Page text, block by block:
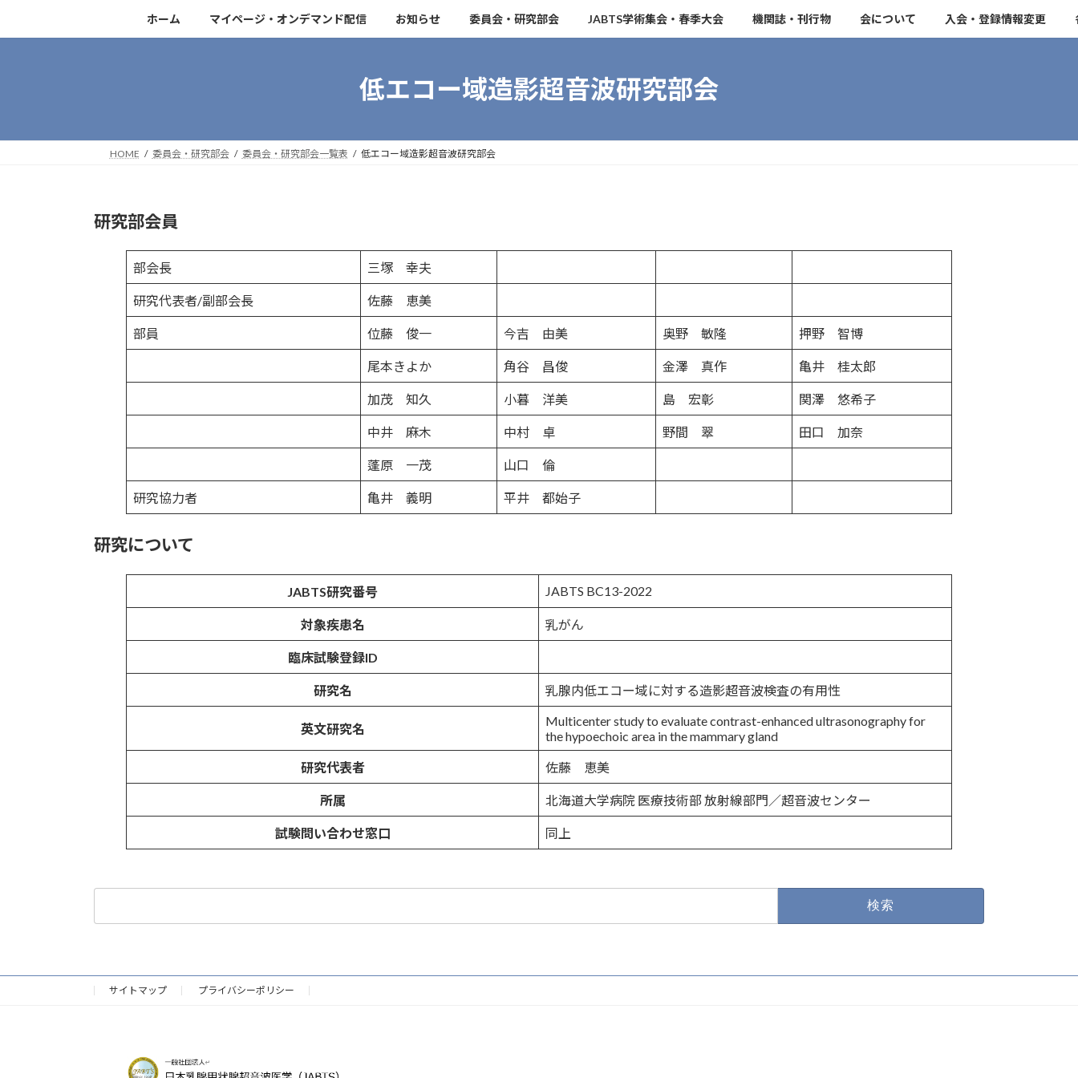
キ
に
ホーム マイページ・オンデマンド配信 お知らせ 委員会・研究部会 JABTS学術集会・春季大会 機関誌・刊行物 会について 入会・登録情報変更
低エコー域造影超音波研究部会
HOME 委員会・研究部会 委員会・研究部会一覧表 低エコー域造影超音波研究部会
研究部会員
部会長 三塚 幸夫
研究代表者/副部会長 佐藤 恵美
部員 位藤 俊一 今吉 由美 奥野 敏隆 押野 智博
尾本きよか 角谷 昌俊 金澤 真作 亀井 桂太郎
加茂 知久 小暮 洋美 島 宏彰 関澤 悠希子
中井 麻木 中村 卓 野間 翠 田口 加奈
蓬原 一茂 山口 倫
研究協力者 亀井 義明 平井 都始子
研究について
JABTS研究番号 JABTS BC13-2022
対象疾患名 乳がん
臨床試験登録ID
研究名 乳腺内低エコー域に対する造影超音波検査の有用性
英文研究名
Multicenter study to evaluate contrast-enhanced ultrasonography for
the hypoechoic area in the mammary gland
研究代表者 佐藤 恵美
所属 北海道大学病院 医療技術部 放射線部門／超音波センター
試験問い合わせ窓口 同上
サイトマップ プライバシーポリシー